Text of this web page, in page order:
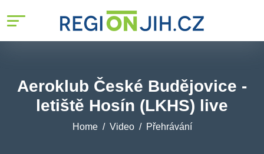
Aeroklub České Budějovice -
letiště Hosín (LKHS) live
Home Video Přehrávání